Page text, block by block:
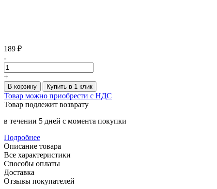
189 ₽
-
+
В корзину Купить в 1 клик
Товар можно приобрести с НДС
Товар подлежит возврату
в течении 5 дней с момента покупки
Подробнее
Описание товара
Все характеристики
Способы оплаты
Доставка
Отзывы покупателей